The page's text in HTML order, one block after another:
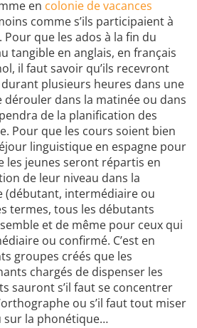
en colonie de vacances
comme s’ils participaient à
. Pour que les ados à la fin du
tangible en anglais, en français
il faut savoir qu’ils recevront
plusieurs heures dans une
dérouler dans la matinée ou dans
de la planification des
Pour que les cours soient bien
linguistique en espagne pour
les jeunes seront répartis en
de leur niveau dans la
(débutant, intermédiaire ou
termes, tous les débutants
et de même pour ceux qui
ou confirmé. C’est en
groupes créés que les
chargés de dispenser les
sauront s’il faut se concentrer
ou s’il faut tout miser
sur la phonétique…